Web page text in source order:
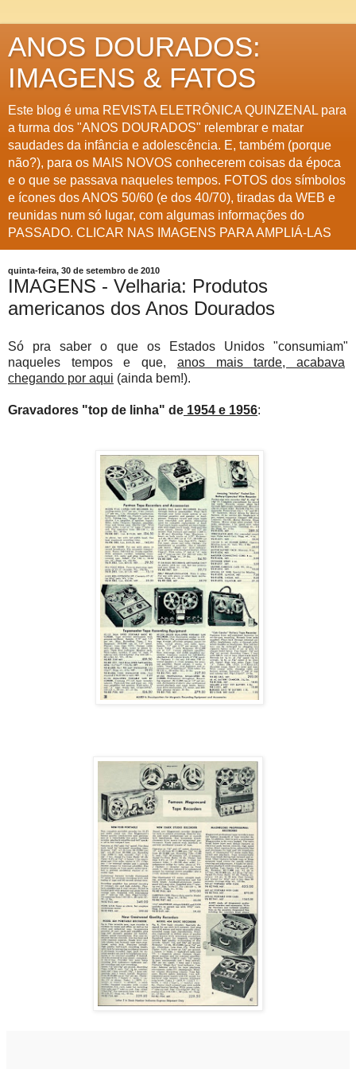
ANOS DOURADOS:
IMAGENS & FATOS
Este blog é uma REVISTA ELETRÔNICA QUINZENAL para
a turma dos "ANOS DOURADOS" relembrar e matar
saudades da infância e adolescência. E, também (porque
não?), para os MAIS NOVOS conhecerem coisas da época
e o que se passava naqueles tempos. FOTOS dos símbolos
e ícones dos ANOS 50/60 (e dos 40/70), tiradas da WEB e
reunidas num só lugar, com algumas informações do
PASSADO. CLICAR NAS IMAGENS PARA AMPLIÁ-LAS
quinta-feira, 30 de setembro de 2010
IMAGENS - Velharia: Produtos
americanos dos Anos Dourados
Só pra saber o que os Estados Unidos "consumiam"
naqueles tempos e que, anos mais tarde, acabava
chegando por aqui (ainda bem!).
Gravadores "top de linha" de 1954 e 1956: